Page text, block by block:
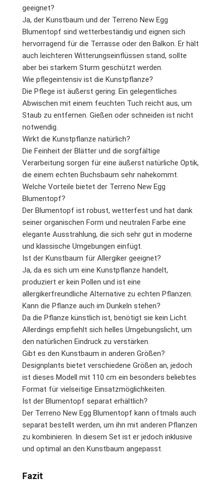
geeignet?
Ja, der Kunstbaum und der Terreno New Egg
Blumentopf sind wetterbeständig und eignen sich
hervorragend für die Terrasse oder den Balkon. Er hält
auch leichteren Witterungseinflüssen stand, sollte
aber bei starkem Sturm geschützt werden.
Wie pflegeintensiv ist die Kunstpflanze?
Die Pflege ist äußerst gering: Ein gelegentliches
Abwischen mit einem feuchten Tuch reicht aus, um
Staub zu entfernen. Gießen oder schneiden ist nicht
notwendig.
Wirkt die Kunstpflanze natürlich?
Die Feinheit der Blätter und die sorgfältige
Verarbeitung sorgen für eine äußerst natürliche Optik,
die einem echten Buchsbaum sehr nahekommt.
Welche Vorteile bietet der Terreno New Egg
Blumentopf?
Der Blumentopf ist robust, wetterfest und hat dank
seiner organischen Form und neutralen Farbe eine
elegante Ausstrahlung, die sich sehr gut in moderne
und klassische Umgebungen einfügt.
Ist der Kunstbaum für Allergiker geeignet?
Ja, da es sich um eine Kunstpflanze handelt,
produziert er kein Pollen und ist eine
allergikerfreundliche Alternative zu echten Pflanzen.
Kann die Pflanze auch im Dunkeln stehen?
Da die Pflanze künstlich ist, benötigt sie kein Licht.
Allerdings empfiehlt sich helles Umgebungslicht, um
den natürlichen Eindruck zu verstärken.
Gibt es den Kunstbaum in anderen Größen?
Designplants bietet verschiedene Größen an, jedoch
ist dieses Modell mit 110 cm ein besonders beliebtes
Format für vielseitige Einsatzmöglichkeiten.
Ist der Blumentopf separat erhältlich?
Der Terreno New Egg Blumentopf kann oftmals auch
separat bestellt werden, um ihn mit anderen Pflanzen
zu kombinieren. In diesem Set ist er jedoch inklusive
und optimal an den Kunstbaum angepasst.
Fazit